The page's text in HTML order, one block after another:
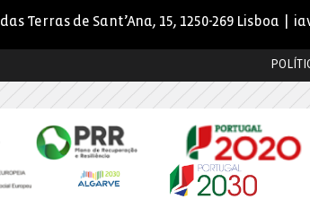
Terras de Sant’Ana, 15, 1250-269 Lisboa |